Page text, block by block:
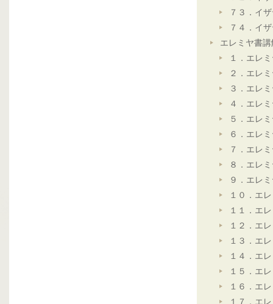
７３．イ
７４．イ
エレミヤ書講
１．エレ
２．エレ
３．エレ
４．エレ
５．エレ
６．エレ
７．エレ
８．エレ
９．エレ
１０．エ
１１．エ
１２．エ
１３．エ
１４．エ
１５．エ
１６．エ
１７．エ